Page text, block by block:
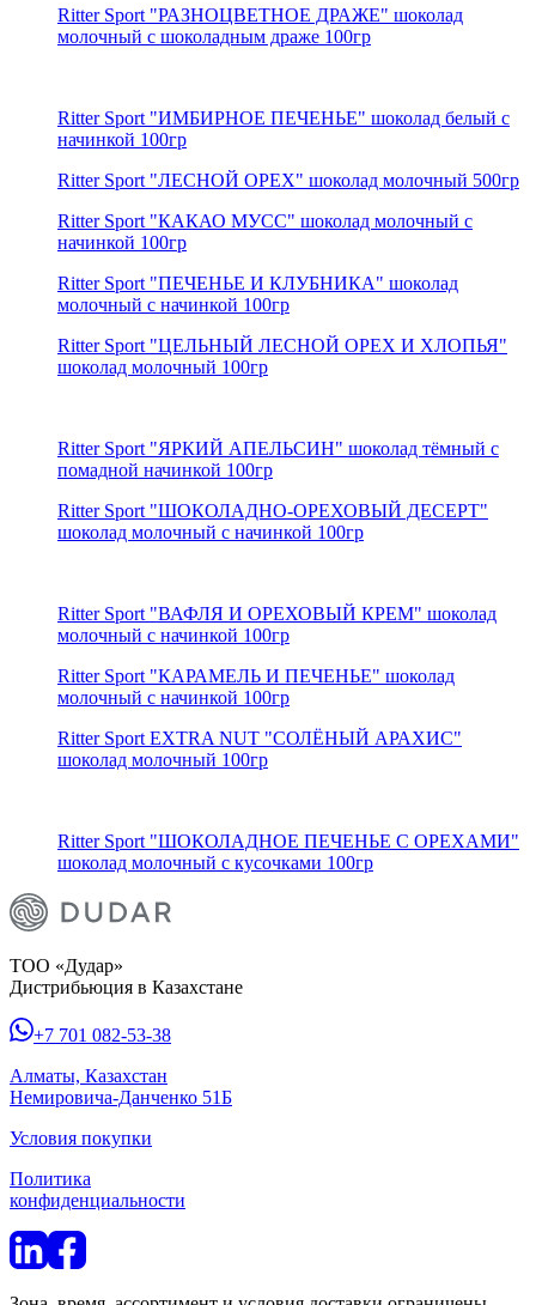
Ritter Sport "РАЗНОЦВЕТНОЕ ДРАЖЕ" шоколад
молочный с шоколадным драже 100гр
Ritter Sport "ИМБИРНОЕ ПЕЧЕНЬЕ" шоколад белый с
начинкой 100гр
Ritter Sport "ЛЕСНОЙ ОРЕХ" шоколад молочный 500гр
Ritter Sport "КАКАО МУСС" шоколад молочный с
начинкой 100гр
Ritter Sport "ПЕЧЕНЬЕ И КЛУБНИКА" шоколад
молочный с начинкой 100гр
Ritter Sport "ЦЕЛЬНЫЙ ЛЕСНОЙ ОРЕХ И ХЛОПЬЯ"
шоколад молочный 100гр
Ritter Sport "ЯРКИЙ АПЕЛЬСИН" шоколад тёмный с
помадной начинкой 100гр
Ritter Sport "ШОКОЛАДНО-ОРЕХОВЫЙ ДЕСЕРТ"
шоколад молочный с начинкой 100гр
Ritter Sport "ВАФЛЯ И ОРЕХОВЫЙ КРЕМ" шоколад
молочный с начинкой 100гр
Ritter Sport "КАРАМЕЛЬ И ПЕЧЕНЬЕ" шоколад
молочный c начинкой 100гр
Ritter Sport EXTRA NUT "СОЛЁНЫЙ АРАХИС"
шоколад молочный 100гр
Ritter Sport "ШОКОЛАДНОЕ ПЕЧЕНЬЕ С ОРЕХАМИ"
шоколад молочный с кусочками 100гр
ТОО «Дудар»
Дистрибьюция в Казахстане
+7 701 082-53-38
Алматы, Казахстан
Немировича-Данченко 51Б
Условия покупки
Политика
конфиденциальности